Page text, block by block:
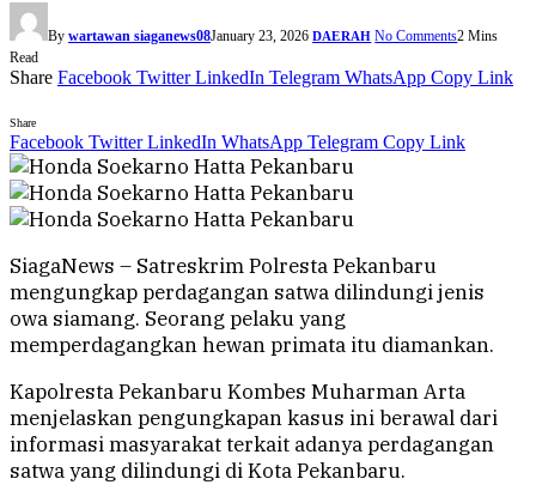
By wartawan siaganews08January 23, 2026 DAERAH No Comments2 Mins
Read
Share Facebook Twitter LinkedIn Telegram WhatsApp Copy Link
Share
Facebook Twitter LinkedIn WhatsApp Telegram Copy Link
SiagaNews – Satreskrim Polresta Pekanbaru
mengungkap perdagangan satwa dilindungi jenis
owa siamang. Seorang pelaku yang
memperdagangkan hewan primata itu diamankan.
Kapolresta Pekanbaru Kombes Muharman Arta
menjelaskan pengungkapan kasus ini berawal dari
informasi masyarakat terkait adanya perdagangan
satwa yang dilindungi di Kota Pekanbaru.